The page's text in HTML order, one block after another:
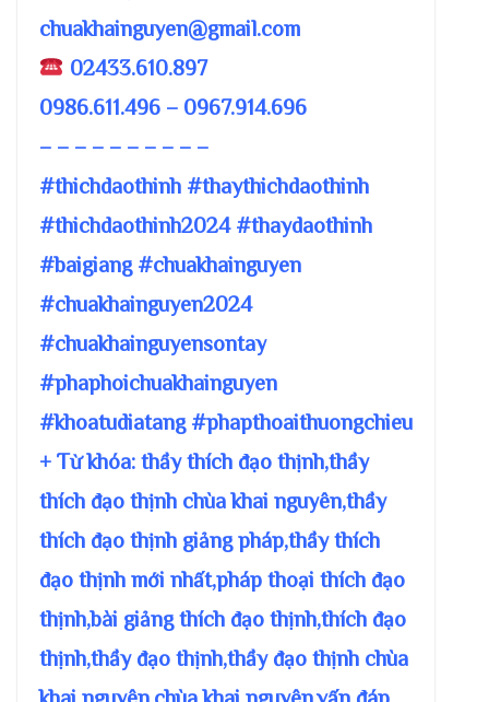
chuakhainguyen@gmail.com
02433.610.897
0986.611.496 – 0967.914.696
– – – – – – – – – –
#thichdaothinh #thaythichdaothinh
#thichdaothinh2024 #thaydaothinh
#baigiang #chuakhainguyen
#chuakhainguyen2024
#chuakhainguyensontay
#phaphoichuakhainguyen
#khoatudiatang #phapthoaithuongchieu
+ Từ khóa: thầy thích đạo thịnh,thầy
thích đạo thịnh chùa khai nguyên,thầy
thích đạo thịnh giảng pháp,thầy thích
đạo thịnh mới nhất,pháp thoại thích đạo
thịnh,bài giảng thích đạo thịnh,thích đạo
thịnh,thầy đạo thịnh,thầy đạo thịnh chùa